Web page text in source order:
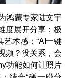
鸿蒙专家陆文宇
度展开分享：极
艺术感；“AI一键
频？没关系，会
功能如何让照片